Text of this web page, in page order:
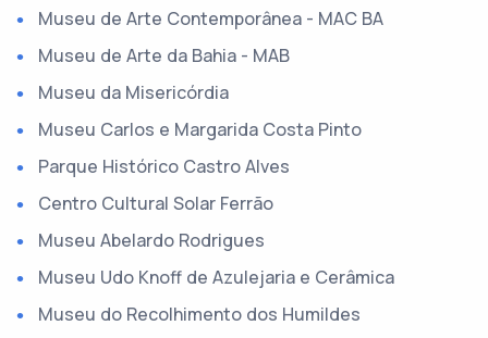
Museu de Arte Contemporânea - MAC BA
Museu de Arte da Bahia - MAB
Museu da Misericórdia
Museu Carlos e Margarida Costa Pinto
Parque Histórico Castro Alves
Centro Cultural Solar Ferrão
Museu Abelardo Rodrigues
Museu Udo Knoff de Azulejaria e Cerâmica
Museu do Recolhimento dos Humildes